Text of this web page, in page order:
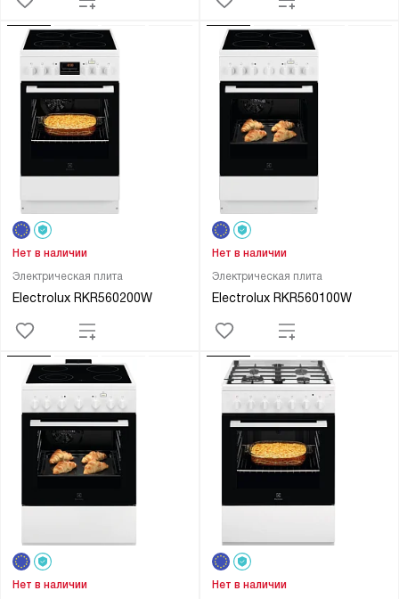
Электрическая плита
Electrolux RKR560200W
Нет в наличии
Электрическая плита
Electrolux RKR560100W
Нет в наличии
Нет в наличии
Нет в наличии